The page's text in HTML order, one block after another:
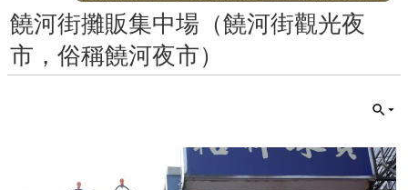
饒河街攤販集中場（饒河街觀光夜
市，俗稱饒河夜市）